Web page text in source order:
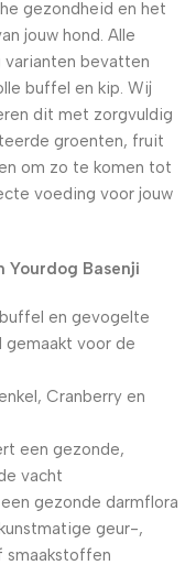
gezondheid en het
jouw hond. Alle
varianten bevatten
buffel en kip. Wij
dit met zorgvuldig
groenten, fruit
om zo te komen tot
voeding voor jouw
Yourdog Basenji
buffel en gevogelte
gemaakt voor de
Cranberry en
een gezonde,
vacht
gezonde darmflora
geur-,
smaakstoffen